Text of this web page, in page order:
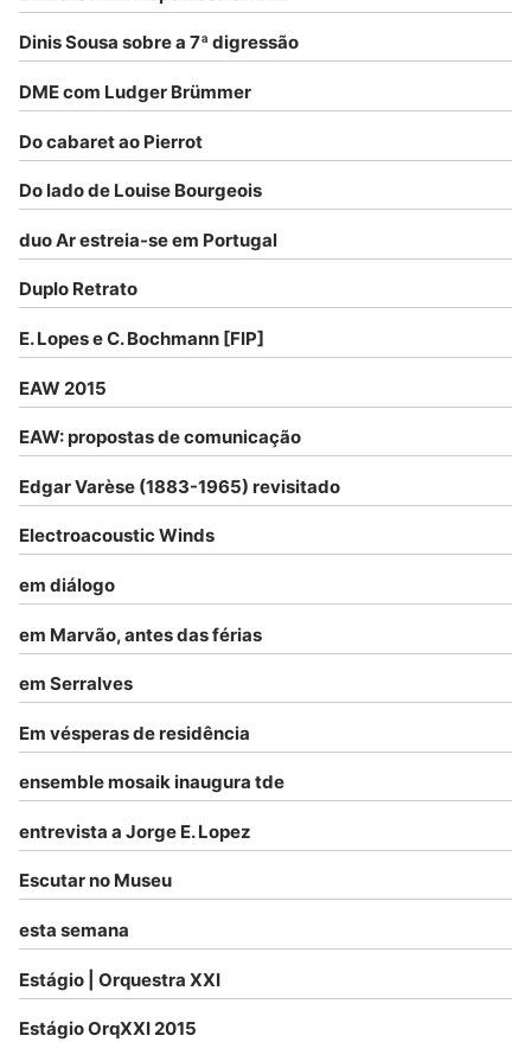
Dinis Sousa sobre a 7ª digressão
DME com Ludger Brümmer
Do cabaret ao Pierrot
Do lado de Louise Bourgeois
duo Ar estreia-se em Portugal
Duplo Retrato
E. Lopes e C. Bochmann [FIP]
EAW 2015
EAW: propostas de comunicação
Edgar Varèse (1883-1965) revisitado
Electroacoustic Winds
em diálogo
em Marvão, antes das férias
em Serralves
Em vésperas de residência
ensemble mosaik inaugura tde
entrevista a Jorge E. Lopez
Escutar no Museu
esta semana
Estágio | Orquestra XXI
Estágio OrqXXI 2015